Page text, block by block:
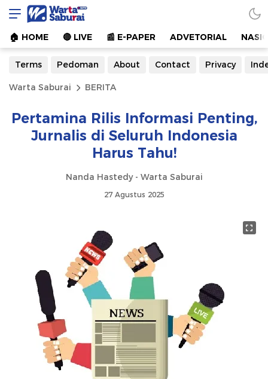
Warta Saburai
Sumber Informasi Terkini
🏠︎ HOME 🔴 LIVE 📰 E-PAPER ADVETORIAL
Terms Pedoman About Contact Privacy
Warta Saburai BERITA
Pertamina Rilis Informasi Penting,
Jurnalis di Seluruh Indonesia
Harus Tahu!
Nanda Hastedy - Warta Saburai
27 Agustus 2025